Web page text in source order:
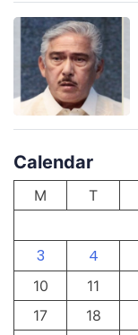
Calendar
M T
3
4
10
11
17
18